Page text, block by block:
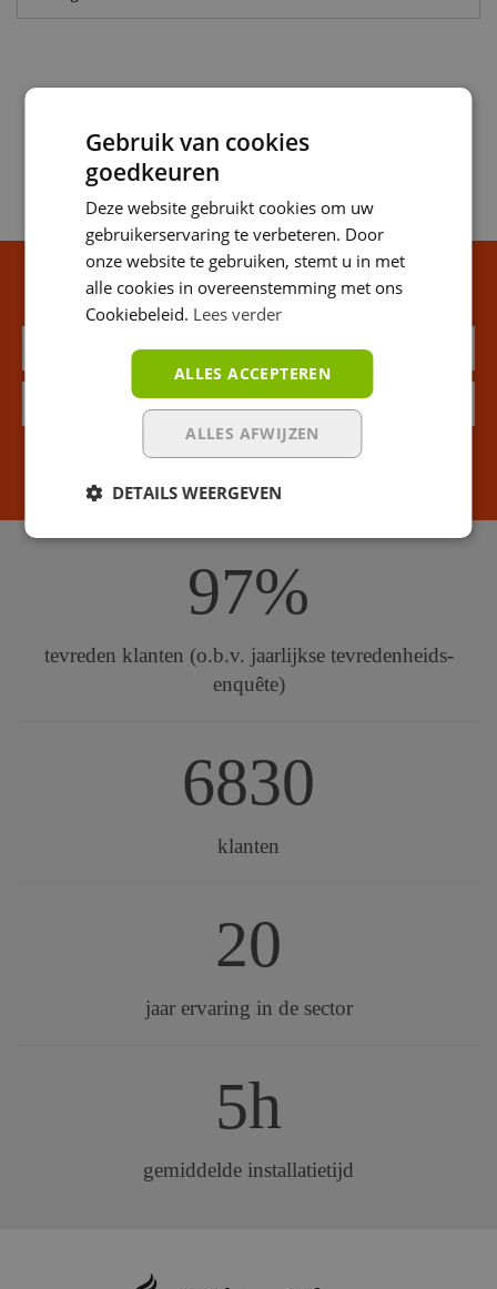
Blijf op de hoogte van onze promoties
97%
tevreden klanten (o.b.v. jaarlijkse tevredenheids-
enquête)
6830
klanten
20
jaar ervaring in de sector
5h
gemiddelde installatietijd
Gebruik van cookies
goedkeuren
Deze website gebruikt cookies om uw
gebruikerservaring te verbeteren. Door
onze website te gebruiken, stemt u in met
alle cookies in overeenstemming met ons
Cookiebeleid. Lees verder
ALLES ACCEPTEREN
ALLES AFWIJZEN
DETAILS WEERGEVEN